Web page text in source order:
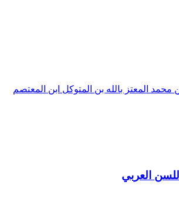
محمد المعتز بالله بن المتوكل ابن المعتصم
العباس
العربي